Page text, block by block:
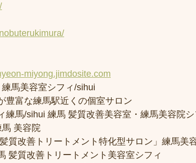
miyong.jimdosite.com
馬美容室シフィ/sihui
豊富な練馬駅近くの個室サロン
練馬/sihui 練馬 髪質改善美容室・練馬美容院
美容院
質改善トリートメント特化型サロン」練馬美
髪質改善トリートメント美容室シフィ